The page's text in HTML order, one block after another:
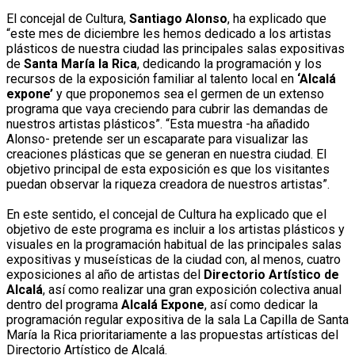
El concejal de Cultura, Santiago Alonso, ha explicado que
“este mes de diciembre les hemos dedicado a los artistas
plásticos de nuestra ciudad las principales salas expositivas
de Santa María la Rica, dedicando la programación y los
recursos de la exposición familiar al talento local en ‘Alcalá
expone’ y que proponemos sea el germen de un extenso
programa que vaya creciendo para cubrir las demandas de
nuestros artistas plásticos”. “Esta muestra -ha añadido
Alonso- pretende ser un escaparate para visualizar las
creaciones plásticas que se generan en nuestra ciudad. El
objetivo principal de esta exposición es que los visitantes
puedan observar la riqueza creadora de nuestros artistas”.
En este sentido, el concejal de Cultura ha explicado que el
objetivo de este programa es incluir a los artistas plásticos y
visuales en la programación habitual de las principales salas
expositivas y museísticas de la ciudad con, al menos, cuatro
exposiciones al año de artistas del Directorio Artístico de
Alcalá, así como realizar una gran exposición colectiva anual
dentro del programa Alcalá Expone, así como dedicar la
programación regular expositiva de la sala La Capilla de Santa
María la Rica prioritariamente a las propuestas artísticas del
Directorio Artístico de Alcalá.